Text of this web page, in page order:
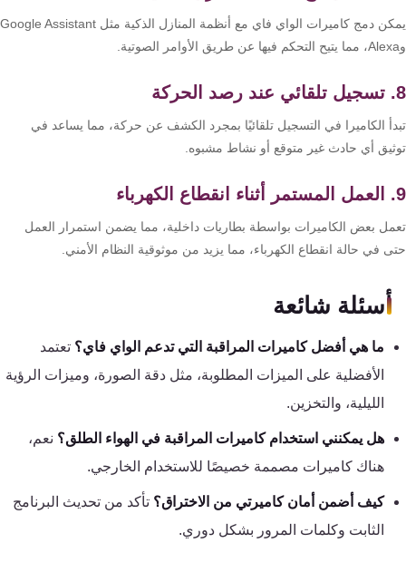
يمكن دمج كاميرات الواي فاي مع أنظمة المنازل الذكية مثل Google Assistant
الكاميرا في التسجيل تلقائيًا بمجرد الكشف عن حركة، مما يساعد في
أي حادث غير متوقع أو نشاط مشبوه.
بعض الكاميرات بواسطة بطاريات داخلية، مما يضمن استمرار العمل
في حالة انقطاع الكهرباء، مما يزيد من موثوقية النظام الأمني.
أسئلة شائعة
ما هي أفضل كاميرات المراقبة التي تدعم الواي فاي؟تعتمد
الأفضلية على الميزات المطلوبة، مثل دقة الصورة، وميزات الرؤية
الليلية، والتخزين.
هل يمكنني استخدام كاميرات المراقبة في الهواء الطلق؟نعم،
هناك كاميرات مصممة خصيصًا للاستخدام الخارجي.
كيف أضمن أمان كاميرتي من الاختراق؟تأكد من تحديث البرنامج
الثابت وكلمات المرور بشكل دوري.